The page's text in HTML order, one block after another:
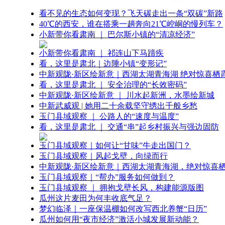
看不见的生态如何变现？飞天碳走出一条“双碳”新路
40℃的西安，谁在搭乘一趟奔向21℃崆峒的慢列车？
小新带你看肃南 ｜ 巴尔斯小镇的“清凉经济”
小新带你看肃南 ｜ 祁连山下马蹄疾
看，这里是肃北｜边陲小镇“变形记”
中新观陇·新区绘新意｜西湖太湖青海湖 绝对惊喜栖
看，这里是肃北 ｜ 安全治理的“长效密码”
中新观陇·新区绘新意 ｜ 川水起新洲，水墨绘新城
中新武威观 | 她用二十余载坚守绣出千般乡愁
玉门县域观察 ｜ 公路人的“速度与温度”
看，这里是肃北 ｜ 交通“串”起乡村振兴与强边固防
玉门县域观察｜如何让“甘味”牛走出国门？
玉门县域观察｜风起戈壁，向绿而行
中新观陇·新区绘新意｜西湖太湖青海湖，绝对惊喜
玉门县域观察｜“帮办”服务如何做到？
玉门县域观察 ｜ 拥抱戈壁长风，构建能源版图
瓜州这片麦田为何丰收底气足？
梦幻临泽｜一座保温棚如何改写西北养蟹“日历”
瓜州如何用“夜市经济”激活小城发展新动能？